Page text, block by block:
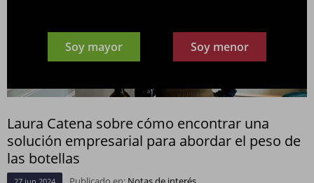
Soy mayor Soy menor
Laura Catena sobre cómo encontrar una
solución empresarial para abordar el peso de
las botellas